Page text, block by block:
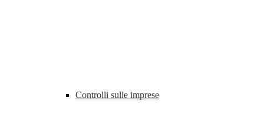
Controlli sulle imprese